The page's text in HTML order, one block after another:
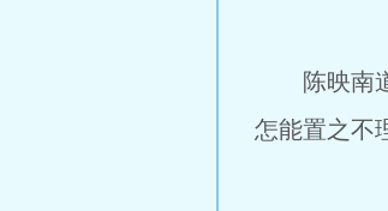
陈映南道
怎能置之不